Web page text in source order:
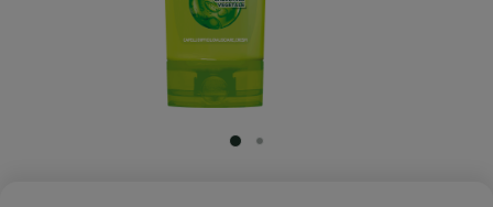
SLIDE 1
SLIDE 2